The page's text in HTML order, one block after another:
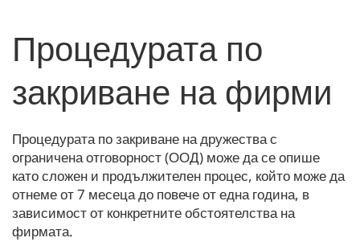
Процедурата по
закриване на фирми
Процедурата по закриване на дружества с
ограничена отговорност (ООД) може да се опише
като сложен и продължителен процес, който може да
отнеме от 7 месеца до повече от една година, в
зависимост от конкретните обстоятелства на
фирмата.